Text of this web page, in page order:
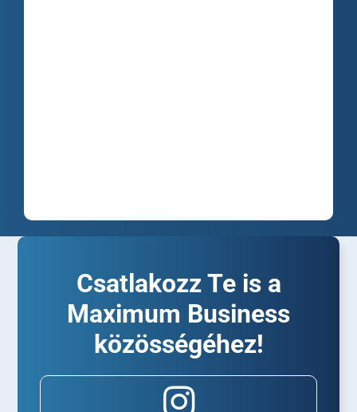
Csatlakozz Te is a
Maximum Business
közösségéhez!